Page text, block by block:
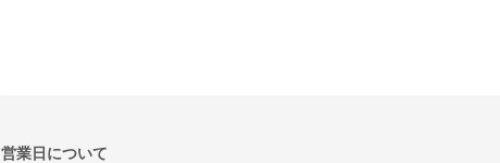
営業日について